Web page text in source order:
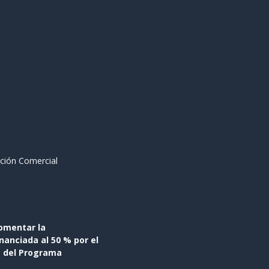
Comercial
la
al 50 % por el
del Programa